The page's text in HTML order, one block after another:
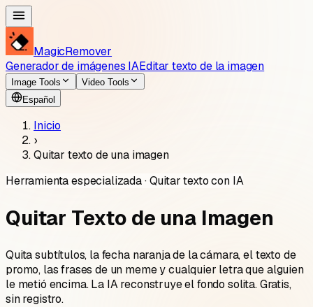
MagicRemover
Generador de imágenes IAEditar texto de la imagen
Image Tools
Video Tools
Español
Inicio
›
Quitar texto de una imagen
Herramienta especializada · Quitar texto con IA
Quitar Texto de una Imagen
Quita subtítulos, la fecha naranja de la cámara, el texto de
promo, las frases de un meme y cualquier letra que alguien
le metió encima. La IA reconstruye el fondo solita. Gratis,
sin registro.